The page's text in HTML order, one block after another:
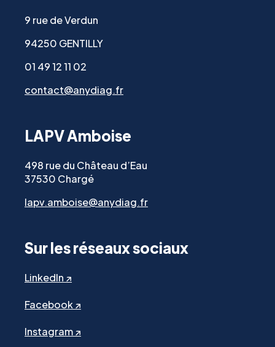
9 rue de Verdun
94250 GENTILLY
01 49 12 11 02
contact@anydiag.fr
LAPV Amboise
498 rue du Château d’Eau
37530 Chargé
lapv.amboise@anydiag.fr
Sur les réseaux sociaux
LinkedIn ↗
Facebook ↗
Instagram ↗